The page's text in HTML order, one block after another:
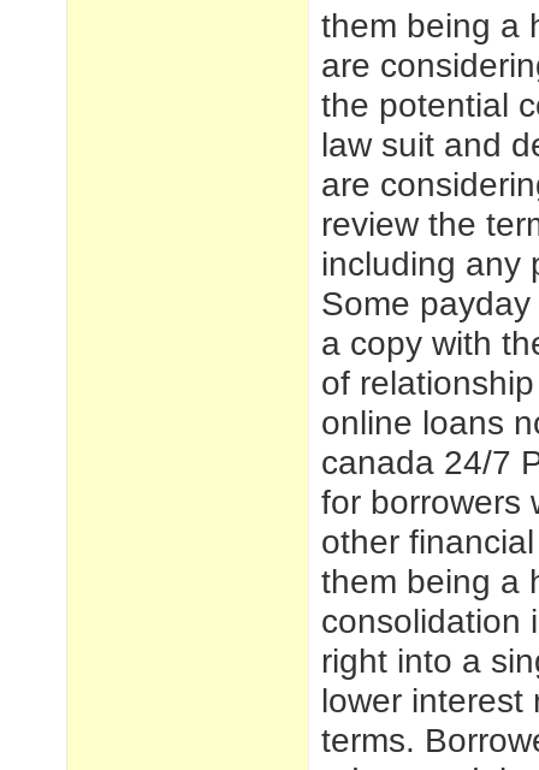
them being a
are
the potential
law suit and
are
review the
including any
Some
a copy with
of
online loans
canada 24/7
for borrowers
other
them being a
consolidation
right into a
lower interest
terms.